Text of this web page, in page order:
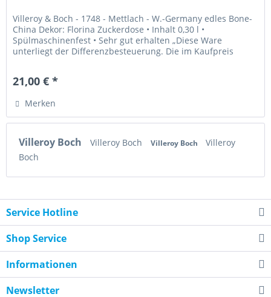
Villeroy & Boch - 1748 - Mettlach - W.-Germany edles Bone-
China Dekor: Florina Zuckerdose • Inhalt 0,30 l •
Spülmaschinenfest • Sehr gut erhalten „Diese Ware
unterliegt der Differenzbesteuerung. Die im Kaufpreis
21,00 € *
Merken
Villeroy Boch Villeroy Boch Villeroy Boch
Villeroy
Boch
Service Hotline
Shop Service
Informationen
Newsletter